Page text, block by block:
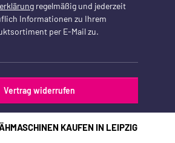
regelmäßig und jederzeit
Informationen zu Ihrem
per E-Mail zu.
Vertrag widerrufen
KAUFEN IN LEIPZIG